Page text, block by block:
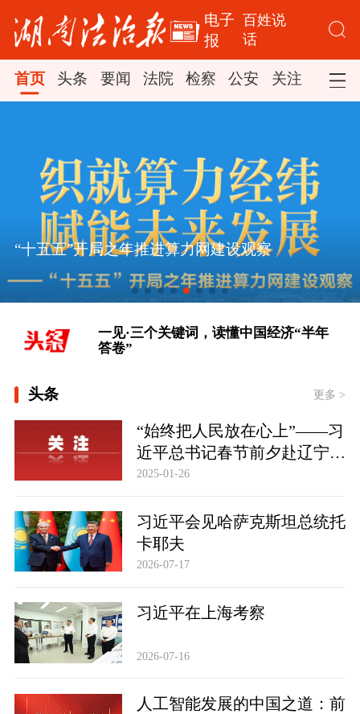
电子
报
百姓说
话
首页 头条 要闻 法院 检察 公安 关注 司法
“十五五”开局之年推进算力网建设观察
[“紧紧抓住那些惠及面广、牵一发而动
全身的工作”——突出重点推进健康中
一见·三个关键词，读懂中国经济“半年
答卷”
[习言道｜健康是1 其他是后面的0]
[“紧紧抓住那些惠及面广、牵一发而动
全身的工作”——突出重点推进健康中
一见·三个关键词，读懂中国经济“半年
答卷”
头条 更多 >
“始终把人民放在心上”——习
近平总书记春节前夕赴辽宁看
望慰问基层干部群众纪实
2025-01-26
习近平会见哈萨克斯坦总统托
卡耶夫
2026-07-17
习近平在上海考察
2026-07-16
人工智能发展的中国之道：前